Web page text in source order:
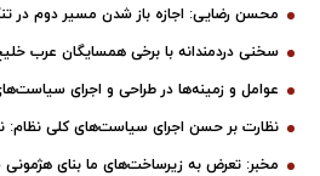
محسن رضایی: اجازه باز شدن مسیر دوم در
سخنی دردمندانه با برخی همسایگان عرب
عوامل و زمینه‌ها در طراحی و اجرای
نظارت بر حسن اجرای سیاست‌های کلی نظام:
مخبر: تعرض به زیرساخت‌های ما بنای هژمونی